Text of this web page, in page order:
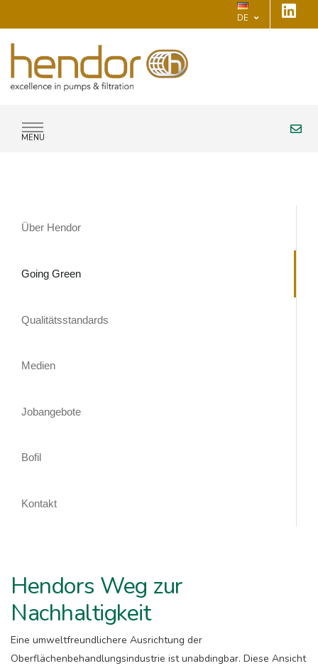
DE
MENU
Über Hendor
Going Green
Qualitätsstandards
Medien
Jobangebote
Bofil
Kontakt
Hendors Weg zur
Nachhaltigkeit
Eine umweltfreundlichere Ausrichtung der
Oberflächenbehandlungsindustrie ist unabdingbar. Diese Ansicht